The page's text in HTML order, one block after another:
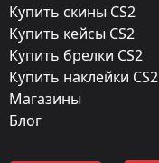
Популярность:
85 %
Дизайнер:
Valve
Купить скины CS2
Купить кейсы CS2
Купить брелки CS2
Купить наклейки CS2
Магазины
Блог